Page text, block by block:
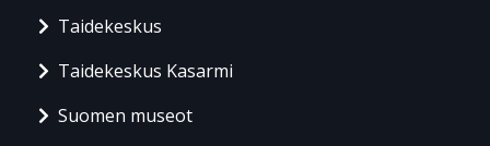
Taidekeskus
Taidekeskus Kasarmi
Suomen museot